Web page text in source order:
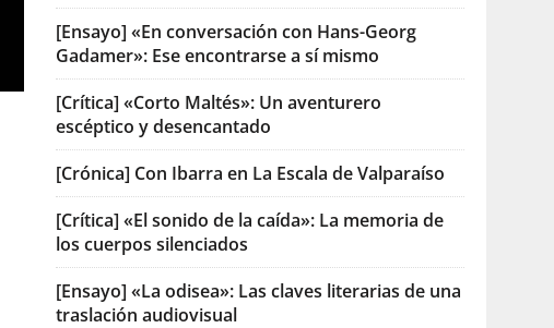
[Ensayo] «En conversación con Hans-Georg
Gadamer»: Ese encontrarse a sí mismo
[Crítica] «Corto Maltés»: Un aventurero
escéptico y desencantado
[Crónica] Con Ibarra en La Escala de Valparaíso
[Crítica] «El sonido de la caída»: La memoria de
los cuerpos silenciados
[Ensayo] «La odisea»: Las claves literarias de una
traslación audiovisual